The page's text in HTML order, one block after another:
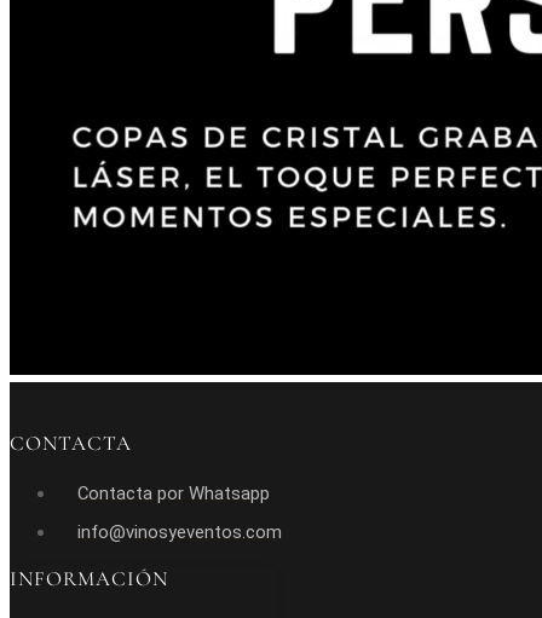
CONTACTA
Contacta por Whatsapp
info@vinosyeventos.com
INFORMACIÓN